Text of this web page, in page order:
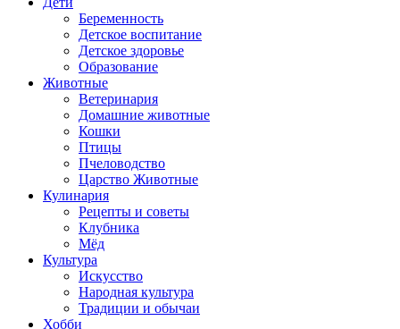
Беременность
Детское воспитание
Детское здоровье
Образование
Животные
Ветеринария
Домашние животные
Кошки
Птицы
Пчеловодство
Царство Животные
Кулинария
Рецепты и советы
Клубника
Мёд
Культура
Искусство
Народная культура
Традиции и обычаи
Хобби